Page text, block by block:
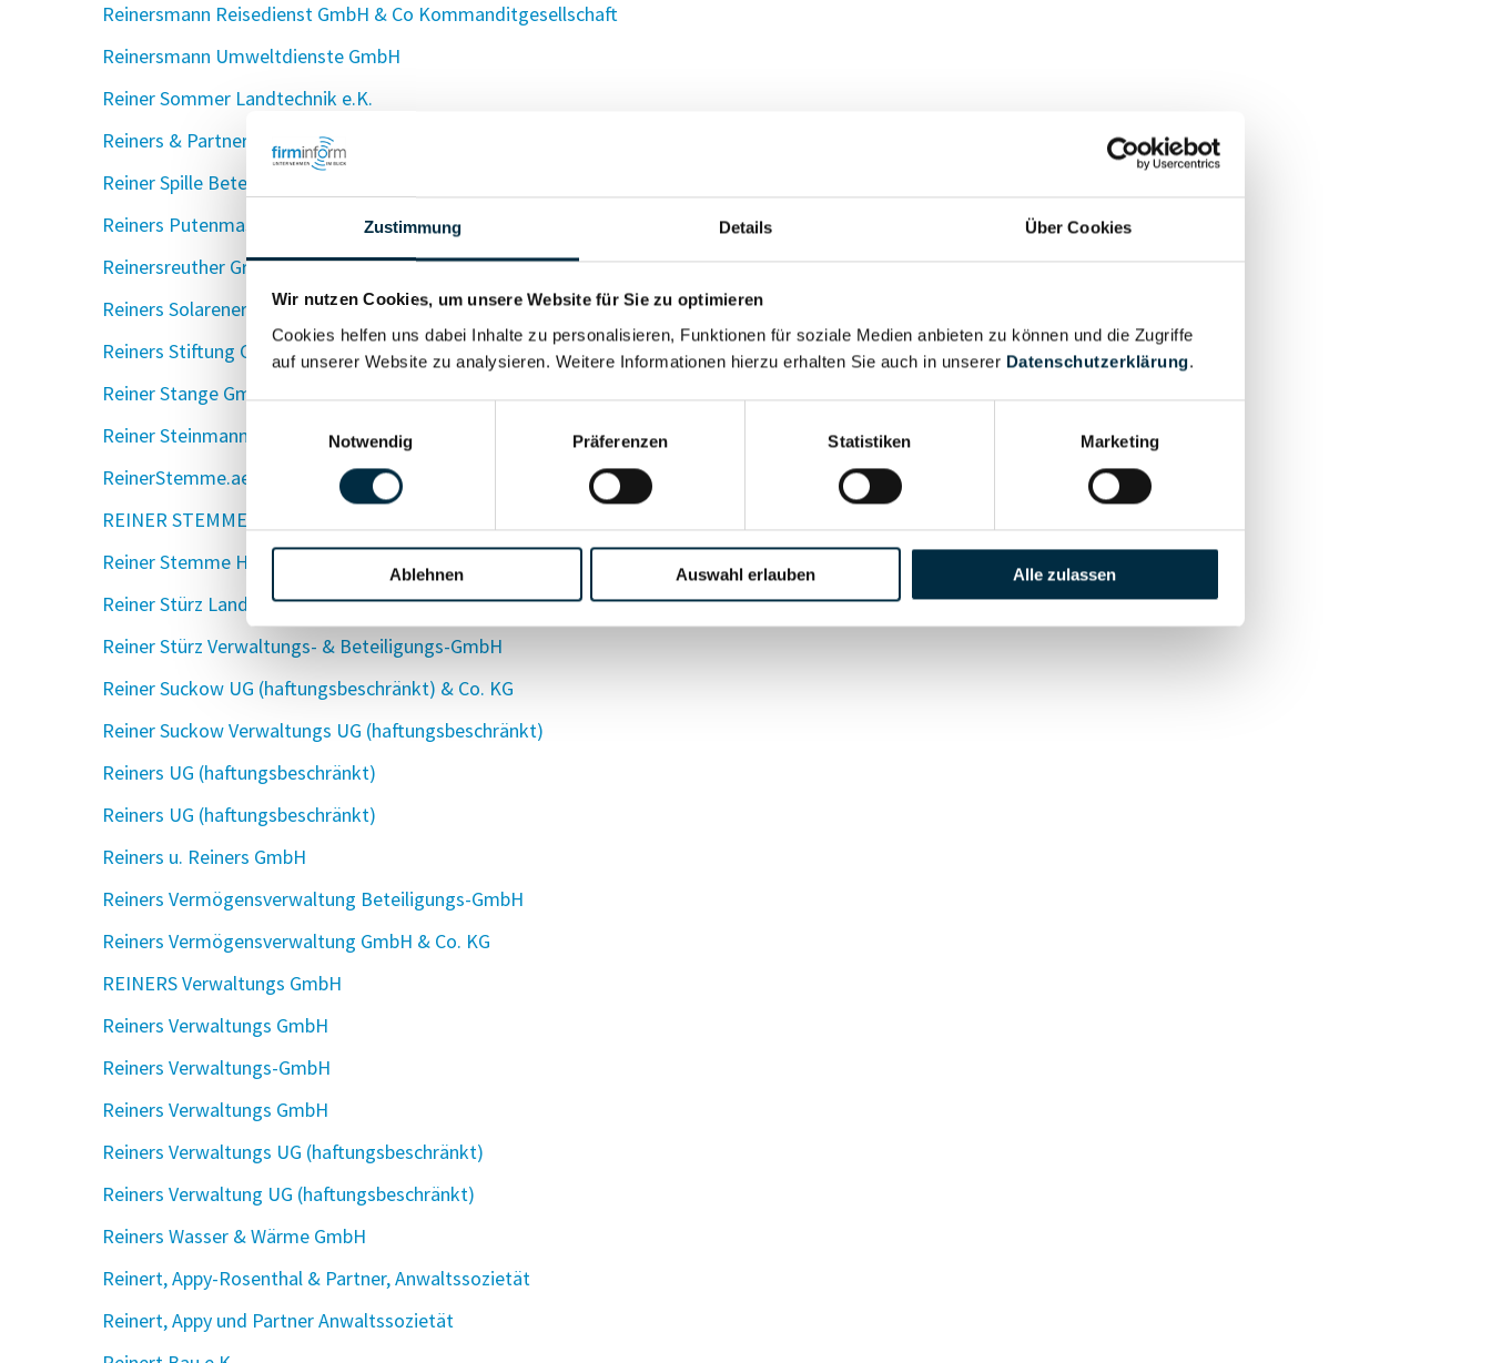
Zustimmung Details Über Cookies
Wir nutzen Cookies, um unsere Website für Sie zu optimieren
Cookies helfen uns dabei Inhalte zu personalisieren, Funktionen für soziale Medien anbieten zu können und die Zugriffe
auf unserer Website zu analysieren. Weitere Informationen hierzu erhalten Sie auch in unserer Datenschutzerklärung.
Notwendig
Präferenzen Statistiken Marketing
Ablehnen Auswahl erlauben Alle zulassen
Reinersmann Reisedienst GmbH & Co Kommanditgesellschaft
Reinersmann Umweltdienste GmbH
Reiner Sommer Landtechnik e.K.
Reiners & Partner Rechtsanwälte
Reiner Spille Beteiligungsgesellschaft mbH
Reiners Putenmast KG
Reinersreuther Granit Gesellschaft mit beschränkter Haftung
Reiners Solarenergie GmbH
Reiners Stiftung GmbH
Reiner Stange GmbH
Reiner Steinmann GmbH
ReinerStemme.aero GmbH
REINER STEMME AERONAUTICAL INNOVATIONS LTD.
Reiner Stemme Holding GmbH
Reiner Stürz Landschaftspflegehof/Schäferei e.K.
Reiner Stürz Verwaltungs- & Beteiligungs-GmbH
Reiner Suckow UG (haftungsbeschränkt) & Co. KG
Reiner Suckow Verwaltungs UG (haftungsbeschränkt)
Reiners UG (haftungsbeschränkt)
Reiners UG (haftungsbeschränkt)
Reiners u. Reiners GmbH
Reiners Vermögensverwaltung Beteiligungs-GmbH
Reiners Vermögensverwaltung GmbH & Co. KG
REINERS Verwaltungs GmbH
Reiners Verwaltungs GmbH
Reiners Verwaltungs-GmbH
Reiners Verwaltungs GmbH
Reiners Verwaltungs UG (haftungsbeschränkt)
Reiners Verwaltung UG (haftungsbeschränkt)
Reiners Wasser & Wärme GmbH
Reinert, Appy-Rosenthal & Partner, Anwaltssozietät
Reinert, Appy und Partner Anwaltssozietät